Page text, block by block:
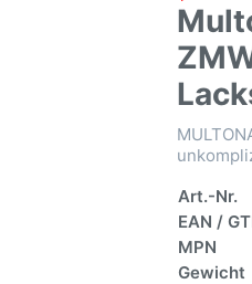
Art.-Nr.
EAN /
MPN
Gewicht